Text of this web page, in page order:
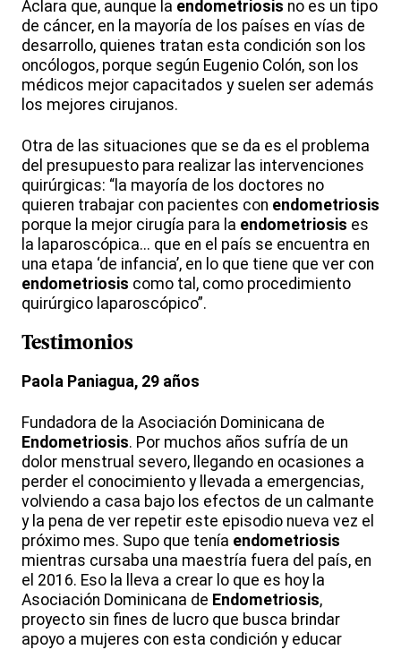
Aclara que, aunque la endometriosis no es un tipo
de cáncer, en la mayoría de los países en vías de
desarrollo, quienes tratan esta condición son los
oncólogos, porque según Eugenio Colón, son los
médicos mejor capacitados y suelen ser además
los mejores cirujanos.
Otra de las situaciones que se da es el problema
del presupuesto para realizar las intervenciones
quirúrgicas: “la mayoría de los doctores no
quieren trabajar con pacientes con endometriosis
porque la mejor cirugía para la endometriosis es
la laparoscópica... que en el país se encuentra en
una etapa ‘de infancia’, en lo que tiene que ver con
endometriosis como tal, como procedimiento
quirúrgico laparoscópico”.
Testimonios
Paola Paniagua, 29 años
Fundadora de la Asociación Dominicana de
Endometriosis. Por muchos años sufría de un
dolor menstrual severo, llegando en ocasiones a
perder el conocimiento y llevada a emergencias,
volviendo a casa bajo los efectos de un calmante
y la pena de ver repetir este episodio nueva vez el
próximo mes. Supo que tenía endometriosis
mientras cursaba una maestría fuera del país, en
el 2016. Eso la lleva a crear lo que es hoy la
Asociación Dominicana de Endometriosis,
proyecto sin fines de lucro que busca brindar
apoyo a mujeres con esta condición y educar